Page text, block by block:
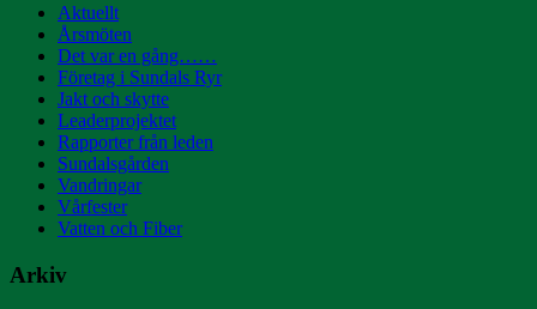
Aktuellt
Årsmöten
Det var en gång……
Företag i Sundals Ryr
Jakt och skytte
Leaderprojektet
Rapporter från leden
Sundalsgården
Vandringar
Vårfester
Vatten och Fiber
Arkiv